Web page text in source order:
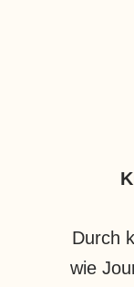
Durch
wie